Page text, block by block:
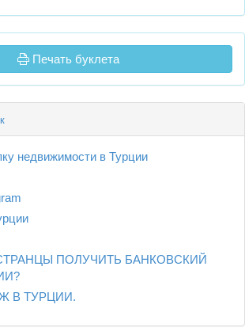
Печать буклета
недвижимости в Турции
ПОЛУЧИТЬ БАНКОВСКИЙ
В ТУРЦИИ.